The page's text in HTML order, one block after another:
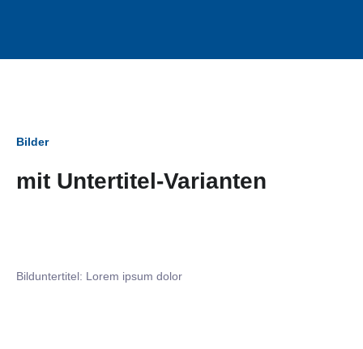
Bilder
mit Untertitel-Varianten
Bilduntertitel: Lorem ipsum dolor